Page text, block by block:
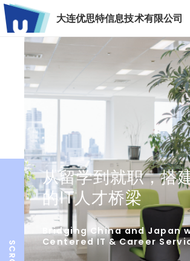
大连优思特信息技术有限公司
从留学到就职，搭
的IT人才桥梁
Bridging China and Japan
Centered IT & Career